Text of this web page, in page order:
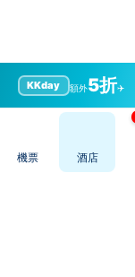
KKday 額外5折✈️
機票 酒店